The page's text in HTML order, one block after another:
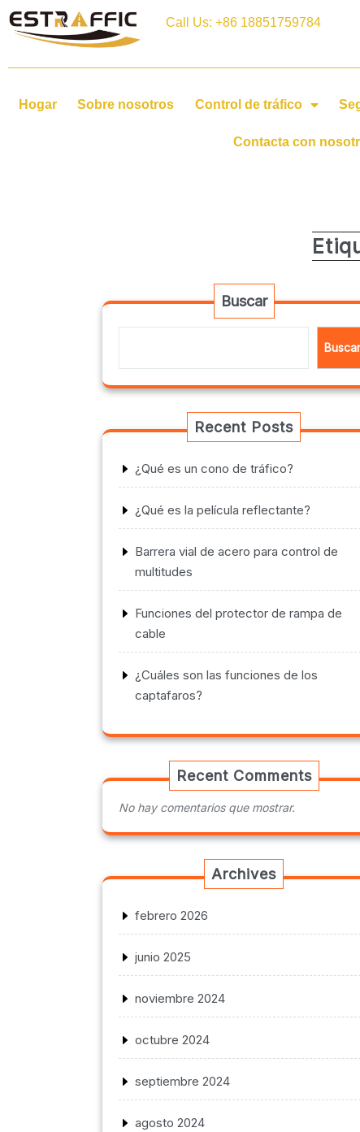
Call Us: +86 18851759784
Hogar Sobre nosotros Control de tráfico
Contacta con
Buscar
Recent Posts
¿Qué es un cono de tráfico?
¿Qué es la película reflectante?
Barrera vial de acero para control de
multitudes
Funciones del protector de rampa de
cable
¿Cuáles son las funciones de los
captafaros?
Recent Comments
No hay comentarios que mostrar.
Archives
febrero 2026
junio 2025
noviembre 2024
octubre 2024
septiembre 2024
agosto 2024